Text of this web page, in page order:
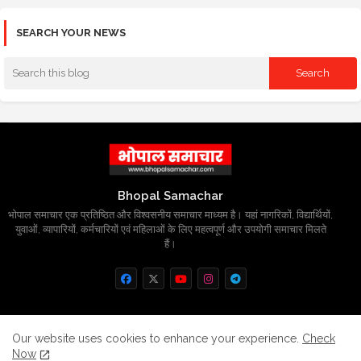
SEARCH YOUR NEWS
Bhopal Samachar
भोपाल समाचार एक प्रतिष्ठित और विश्वसनीय समाचार माध्यम है। यहां नागरिकों, विद्यार्थियों,
युवाओं, व्यापारियों, कर्मचारियों एवं महिलाओं के लिए महत्वपूर्ण और उपयोगी समाचार मिलते
हैं।
Home About Contact us
Privacy Policy
Our website uses cookies to enhance your experience. Check
Now